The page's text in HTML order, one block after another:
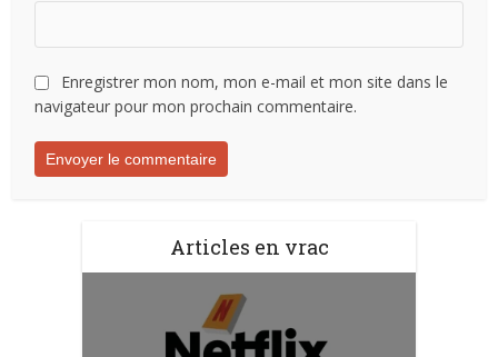
Enregistrer mon nom, mon e-mail et mon site dans le
navigateur pour mon prochain commentaire.
Articles en vrac